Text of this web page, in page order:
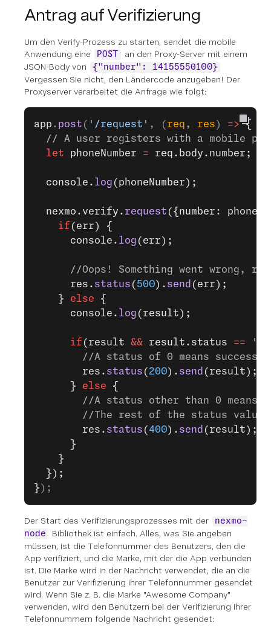
Antrag auf Verifizierung
Um den Verify-Prozess zu starten, sendet die mobile
Anwendung eine
POST
an den Proxy-Server mit einem
JSON-Body von
{"number": 14155550100}
Vergessen Sie nicht, den Ländercode anzugeben! Der
Proxyserver verarbeitet die Anfrage wie folgt:
app . post ( '/request' , ( req , res ) => {
// A user registers with a mobile
  let
phoneNumber = req.body.number;
  console.
log (phoneNumber);
  nexmo.verify.
request ({number:
    if
(err) {
      console.
log (err);
//Oops! Something went wrong,
      res.
status ( 500). send (err);
    }
else {
      console.
log (result);
      if
(result && result.status == '0'
//A status of 0 means success!
        res.
status ( 200). send (result);
      }
else {
//A status other than 0 means
//The rest of the status
        res.
status (400). send (result);
      }
    }
  });
} );
Der Start des Verifizierungsprozesses mit der
nexmo-
node
Bibliothek ist einfach. Alles, was Sie angeben
müssen, ist die Telefonnummer des Benutzers, den die
App verifiziert, und die Marke, mit der die App verbunden
ist. Die Marke wird in der Nachricht verwendet, die an die
Benutzer zur Verifizierung ihrer Telefonnummer gesendet
wird. Wenn Sie z. B. die Marke "Awesome Company"
verwenden, wird den Benutzern bei der Verifizierung ihrer
Telefonnummern folgende Nachricht gesendet: